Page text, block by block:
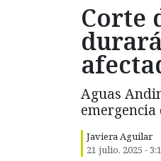
Corte
Aguas
emergencia
Javiera Aguilar
21 julio, 2025 -